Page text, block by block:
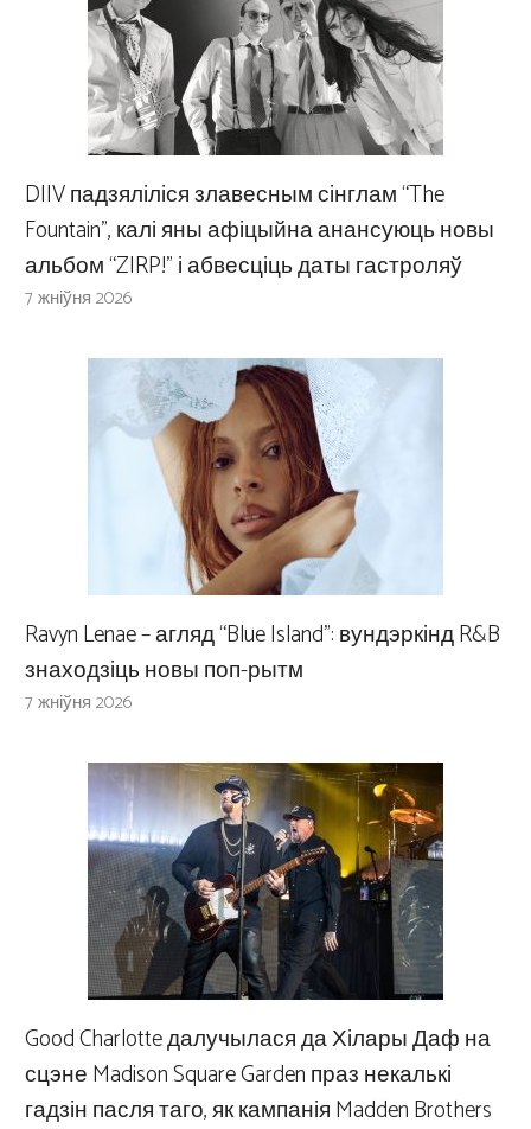
DIIV падзяліліся злавесным сінглам “The
Fountain”, калі яны афіцыйна анансуюць новы
альбом “ZIRP!” і абвесціць даты гастроляў
7 жніўня 2026
Ravyn Lenae – агляд “Blue Island”: вундэркінд R&B
знаходзіць новы поп-рытм
7 жніўня 2026
Good Charlotte далучылася да Хілары Даф на
сцэне Madison Square Garden праз некалькі
гадзін пасля таго, як кампанія Madden Brothers